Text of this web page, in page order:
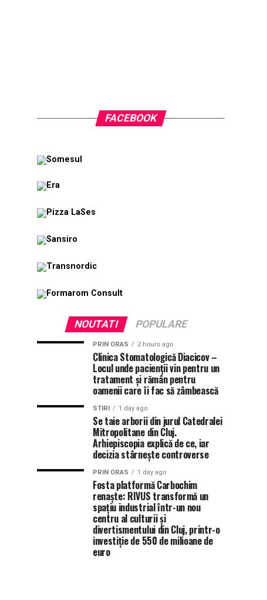
FACEBOOK
NOUTATI POPULARE
PRIN ORAS 2 hours ago
Clinica Stomatologică Diacicov –
Locul unde pacienții vin pentru un
tratament și rămân pentru
oamenii care îi fac să zâmbească
STIRI 1 day ago
Se taie arborii din jurul Catedralei
Mitropolitane din Cluj.
Arhiepiscopia explică de ce, iar
decizia stârnește controverse
PRIN ORAS 1 day ago
Fosta platformă Carbochim
renaște: RIVUS transformă un
spațiu industrial într-un nou
centru al culturii și
divertismentului din Cluj, printr-o
investiție de 550 de milioane de
euro